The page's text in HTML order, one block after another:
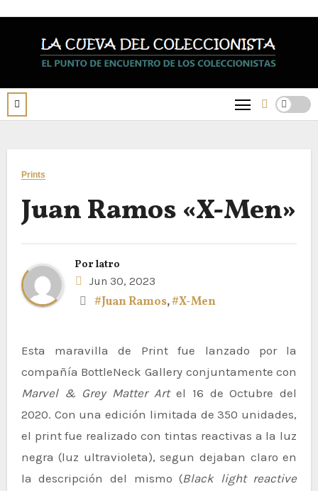
contenido
Prints
Juan Ramos «X-Men»
Por latro
Jun 30, 2023
#Juan Ramos,#X-Men
Esta maravilla de Print fue lanzado por la
compañía BottleNeck Gallery conjuntamente con
Marvel & Grey Matter Artel 16 de Octubre del
2020. Con una edición limitada de 350 unidades,
el print fue realizado con tintas reactivas a la luz
negra (luz ultravioleta), segun dejaban claro en
la descripción del mismo (Black light reactive